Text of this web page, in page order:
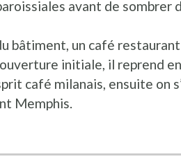
avant de sombrer
bâtiment, un café
initiale, il reprend
café milanais, ensuite on
Memphis.